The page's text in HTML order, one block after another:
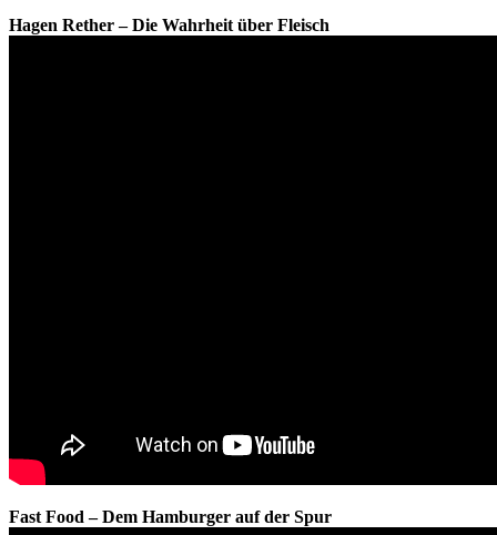
Hagen Rether – Die Wahrheit über Fleisch
Fast Food – Dem Hamburger auf der Spur